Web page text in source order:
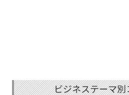
ビジネステーマ別